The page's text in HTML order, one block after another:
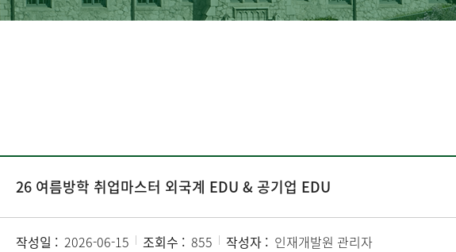
26 여름방학 취업마스터 외국계 EDU & 공기업 EDU
작성일 : 2026-06-15 조회수 : 855 작성자 : 인재개발원 관리자